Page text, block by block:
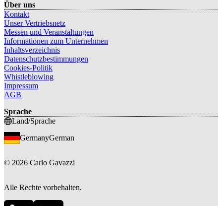
Über uns
Kontakt
Unser Vertriebsnetz
Messen und Veranstaltungen
Informationen zum Unternehmen
Inhaltsverzeichnis
Datenschutzbestimmungen
Cookies-Politik
Whistleblowing
Impressum
AGB
Sprache
Land/Sprache
GermanyGerman
© 2026 Carlo Gavazzi
Alle Rechte vorbehalten.